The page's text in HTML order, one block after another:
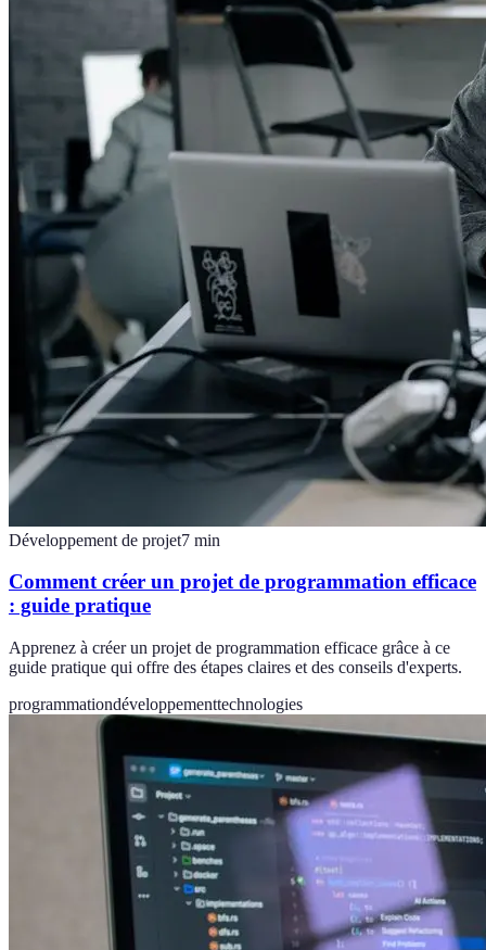
Développement de projet7 min
Comment créer un projet de programmation efficace
: guide pratique
Apprenez à créer un projet de programmation efficace grâce à ce
guide pratique qui offre des étapes claires et des conseils d'experts.
programmationdéveloppementtechnologies